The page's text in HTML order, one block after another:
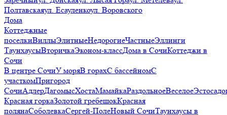
Полтавскаяул. Есауленкоул. Воровского
Дома
Коттеджные
поселкиВиллыЭлитныеНедорогиеЧастныеЭллинги
ТаунхаусыВторичкаЭконом-классДома в СочиКоттеджи в
Сочи
В центре СочиУ моряВ горахС бассейномС
участкомПригород
СочиАдлерДагомысХостаМамайкаРаздольноеВеселое
Красная горкаЗолотой гребешокКрасная
полянаСоболевкаСергей-ПолеНовый СочиТаунхаусы в